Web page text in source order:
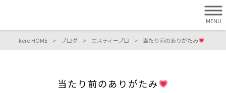
MENU
kero HOME > ブログ > エスティープロ > 当たり前のありがたみ
当たり前のありがたみ